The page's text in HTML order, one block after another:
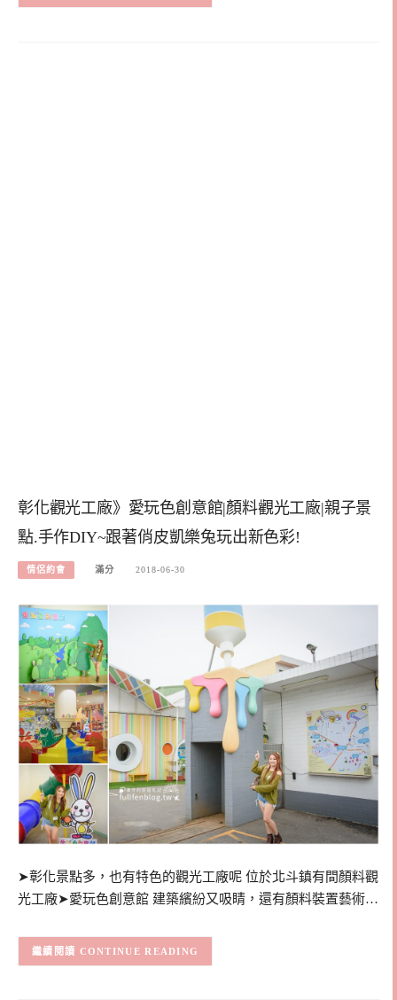
彰化觀光工廠》愛玩色創意館|顏料觀光工廠|親子景
點.手作DIY~跟著俏皮凱樂兔玩出新色彩!
情侶約會 滿分 2018-06-30
➤彰化景點多，也有特色的觀光工廠呢 位於北斗鎮有間顏料觀
光工廠➤愛玩色創意館 建築繽紛又吸睛，還有顏料裝置藝術…
CONTINUE READING